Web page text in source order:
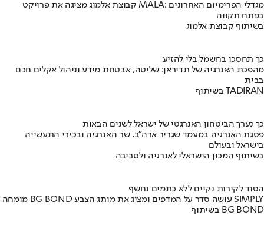
קבוצת אלמוג מציגה את פרויקט MALA: מגדלי הפרימיום האחרונים
בפתח תקווה
בשיתוף קבוצת אלמוג
כך תחסכו בחשמל בלי להזיע
מהפכת האנרגיה של תדיראן: שליטה, אבטחת מידע וניהול אקלים חכם
בבית
בשיתוף TADIRAN
כך נערך הביטחון האנרגטי של ישראל לשנים הבאות
פסגת האנרגיה במעמד שגריר ארה"ב, שר האנרגיה ובכירי התעשייה
בישראל ובעולם
בשיתוף המכון הישראלי לאנרגיה ולסביבה
הסוד לקירות נקיים ללא כתמים נחשף
מומחה BG BOND עושה סדר על המדפים ומציג את מותג הצבע SIMPLY
בשיתוף BG BOND